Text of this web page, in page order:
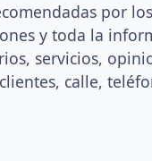
por
y toda la
servicios,
calle,